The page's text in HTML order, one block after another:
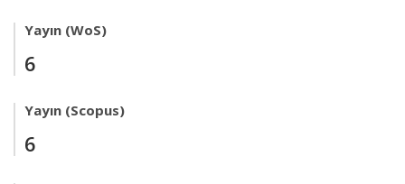
Yayın (WoS)
6
Yayın (Scopus)
6